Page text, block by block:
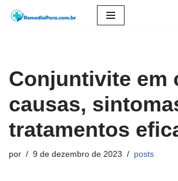
conteúdo
Conjuntivite em
causas,
tratamentos
por 9 de dezembro de 2023 posts